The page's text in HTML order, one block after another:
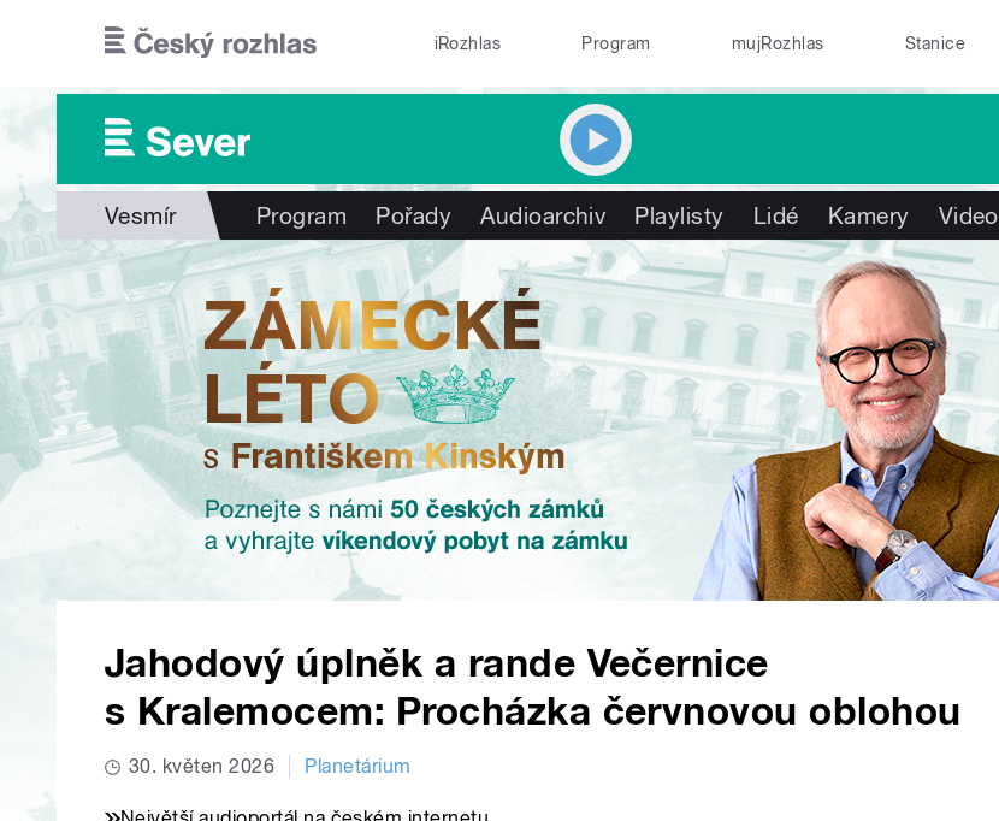
iRozhlas Program mujRozhlas Stanice
Vesmír Program Pořady Audioarchiv Playlisty Lidé Kamery Video
Jahodový úplněk a rande Večernice
s Kralemocem: Procházka červnovou oblohou
30. květen 2026 Planetárium